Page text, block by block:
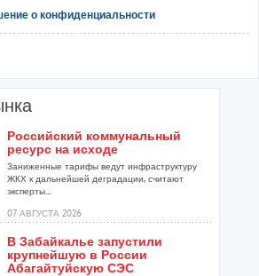
о конфиденциальности
Российский коммунальный
ресурс на исходе
Заниженные тарифы ведут инфраструктуру
ЖКХ к дальнейшей деградации, считают
эксперты...
07 АВГУСТА 2026
В Забайкалье запустили
крупнейшую в России
Абагайтуйскую СЭС